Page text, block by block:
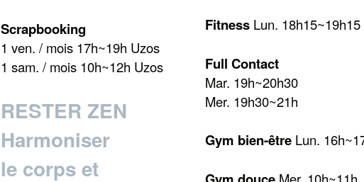
Scrapbooking
1 ven. / mois 17h~19h Uzos
1 sam. / mois 10h~12h Uzos
RESTER ZEN
Harmoniser
le corps et
Fitness Lun. 18h15~19h15
Full Contact
Mar. 19h~20h30
Mer. 19h30~21h
Gym bien-être Lun.